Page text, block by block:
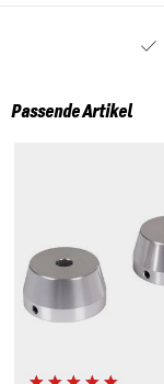
Passende Artikel